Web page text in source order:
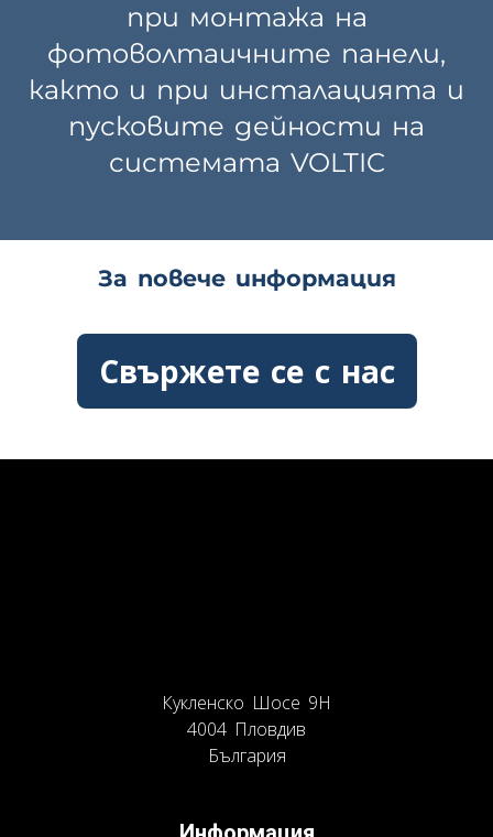
при монтажа на
фотоволтаичните панели,
както и при инсталацията и
пусковите дейности на
системата VOLTIC
За повече информация
Свържете се с нас
Кукленско Шосе 9Н
4004 Пловдив
България